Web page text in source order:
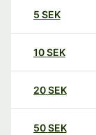
5 SEK
10SEK
20SEK
50SEK